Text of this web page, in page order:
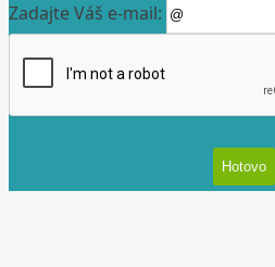
Zadajte Váš e-mail: